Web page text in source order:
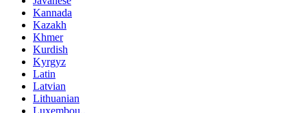
Kannada
Kazakh
Khmer
Kurdish
Kyrgyz
Latin
Latvian
Lithuanian
Luxembou..